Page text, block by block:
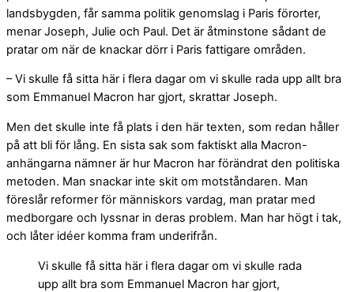
landsbygden, får samma politik genomslag i Paris förorter,
menar Joseph, Julie och Paul. Det är åtminstone sådant de
pratar om när de knackar dörr i Paris fattigare områden.
– Vi skulle få sitta här i flera dagar om vi skulle rada upp allt bra
som Emmanuel Macron har gjort, skrattar Joseph.
Men det skulle inte få plats i den här texten, som redan håller
på att bli för lång. En sista sak som faktiskt alla Macron-
anhängarna nämner är hur Macron har förändrat den politiska
metoden. Man snackar inte skit om motståndaren. Man
föreslår reformer för människors vardag, man pratar med
medborgare och lyssnar in deras problem. Man har högt i tak,
och låter idéer komma fram underifrån.
Vi skulle få sitta här i flera dagar om vi skulle rada
upp allt bra som Emmanuel Macron har gjort,